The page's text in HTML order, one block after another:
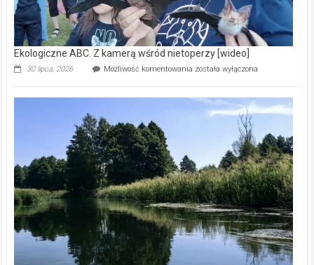
Ekologiczne ABC. Z kamerą wśród nietoperzy [wideo]
30 lipca, 2026 Możliwość komentowania Ekologiczne
kamerą
wśród
została wyłączona